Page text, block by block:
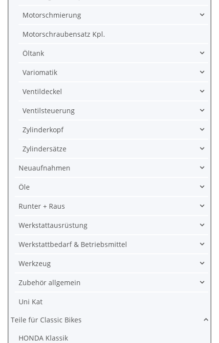
Motorschmierung
Motorschraubensatz Kpl.
Öltank
Variomatik
Ventildeckel
Ventilsteuerung
Zylinderkopf
Zylindersätze
Neuaufnahmen
Öle
Runter + Raus
Werkstattausrüstung
Werkstattbedarf & Betriebsmittel
Werkzeug
Zubehör allgemein
Uni Kat
Teile für Classic Bikes
HONDA Klassik